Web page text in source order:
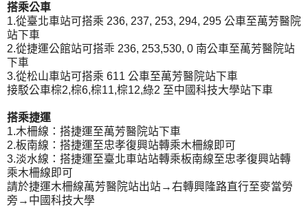
搭乘公車
1.從臺北車站可搭乘 236, 237, 253, 294, 295 公車至萬芳醫院
站下車
2.從捷運公館站可搭乖 236, 253,530, 0 南公車至萬芳醫院站
下車
3.從松山車站可搭乘 611 公車至萬芳醫院站下車
接駁公車棕2,棕6,棕11,棕12,綠2 至中國科技大學站下車
搭乘捷運
1.木柵線：搭捷運至萬芳醫院站下車
2.板南線：搭捷運至忠孝復興站轉乘木柵線即可
3.淡水線：搭捷運至臺北車站站轉乘板南線至忠孝復興站轉
乘木柵線即可
請於捷運木柵線萬芳醫院站出站→右轉興隆路直行至麥當勞
旁→中國科技大學